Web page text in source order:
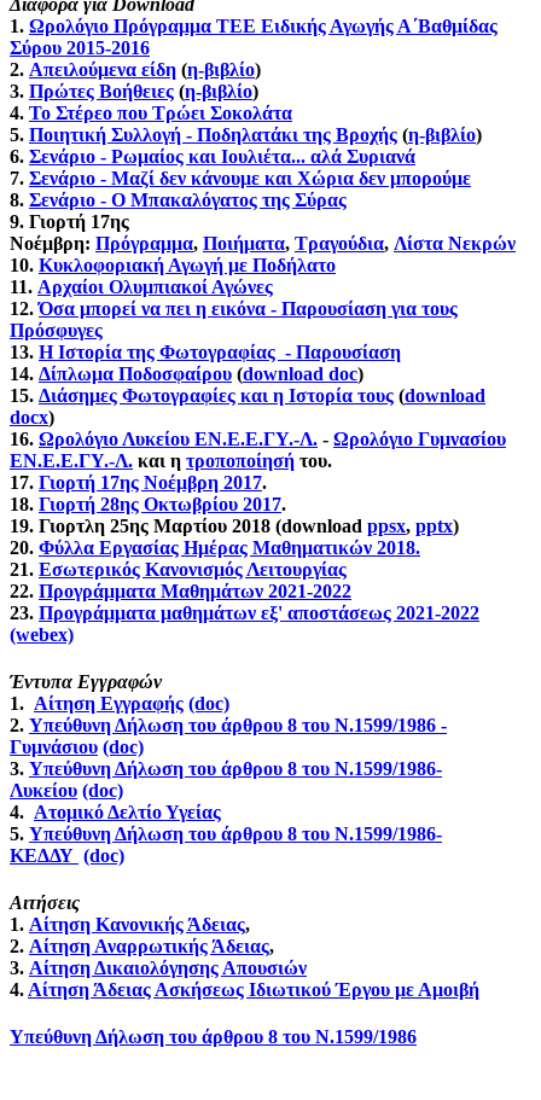
1. Ωρολόγιο Πρόγραμμα TEE Ειδικής Αγωγής Α΄Βαθμίδας
Σύρου 2015-2016
2. Απειλούμενα είδη (η-βιβλίο)
3. Πρώτες Βοήθειες (η-βιβλίο)
4. Το Στέρεο που Τρώει Σοκολάτα
5. Ποιητική Συλλογή - Ποδηλατάκι της Βροχής (η-βιβλίο)
6. Σενάριο - Ρωμαίος και Ιουλιέτα... αλά Συριανά
7. Σενάριο - Μαζί δεν κάνουμε και Χώρια δεν μπορούμε
8. Σενάριο - Ο Μπακαλόγατος της Σύρας
9. Γιορτή 17ης
Νοέμβρη: Πρόγραμμα, Ποιήματα, Τραγούδια, Λίστα Νεκρών
10. Κυκλοφοριακή Αγωγή με Ποδήλατο
11. Αρχαίοι Ολυμπιακοί Αγώνες
12.Όσα μπορεί να πει η εικόνα - Παρουσίαση για τους
Πρόσφυγες
13. Η Ιστορία της Φωτογραφίας - Παρουσίαση
14. Δίπλωμα Ποδοσφαίρου (download doc)
15. Διάσημες Φωτογραφίες και η Ιστορία τους (download
docx)
16. Ωρολόγιο Λυκείου ΕΝ.Ε.Ε.ΓΥ.-Λ. - Ωρολόγιο Γυμνασίου
ΕΝ.Ε.Ε.ΓΥ.-Λ. και η τροποποίησή του.
17. Γιορτή 17ης Νοέμβρη 2017.
18. Γιορτή 28ης Οκτωβρίου 2017.
19. Γιορτλη 25ης Μαρτίου 2018 (download ppsx, pptx)
20. Φύλλα Εργασίας Ημέρας Μαθηματικών 2018.
21. Εσωτερικός Κανονισμός Λειτουργίας
22. Προγράμματα Μαθημάτων 2021-2022
23. Προγράμματα μαθημάτων εξ' αποστάσεως 2021-2022
(webex)
Έντυπα Εγγραφών
1. Αίτηση Εγγραφής (doc)
2. Υπεύθυνη Δήλωση του άρθρου 8 του N.1599/1986 -
Γυμνάσιου (doc)
3. Υπεύθυνη Δήλωση του άρθρου 8 του N.1599/1986-
Λυκείου (doc)
4. Ατομικό Δελτίο Υγείας
5. Υπεύθυνη Δήλωση του άρθρου 8 του N.1599/1986-
ΚΕΔΔΥ (doc)
Αιτήσεις
1. Αίτηση Κανονικής Άδειας,
2. Αίτηση Αναρρωτικής Άδειας,
3. Αίτηση Δικαιολόγησης Απουσιών
4. Αίτηση Άδειας Ασκήσεως Ιδιωτικού Έργου με Αμοιβή
Υπεύθυνη Δήλωση του άρθρου 8 του N.1599/1986